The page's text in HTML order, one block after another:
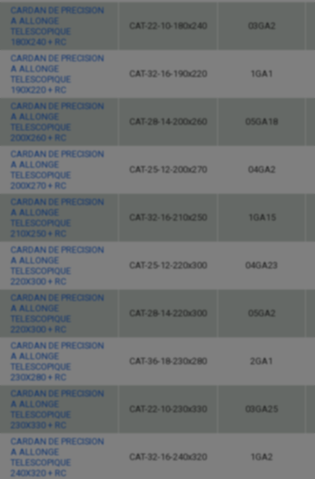
CARDAN DE PRECISION
A ALLONGE
TELESCOPIQUE
180X240 + RC
CAT-22-10-180x240 03GA2
CARDAN DE PRECISION
A ALLONGE
TELESCOPIQUE
190X220 + RC
CAT-32-16-190x220 1GA1
CARDAN DE PRECISION
A ALLONGE
TELESCOPIQUE
200X260 + RC
CAT-28-14-200x260 05GA18
CARDAN DE PRECISION
A ALLONGE
TELESCOPIQUE
200X270 + RC
CAT-25-12-200x270 04GA2
CARDAN DE PRECISION
A ALLONGE
TELESCOPIQUE
210X250 + RC
CAT-32-16-210x250 1GA15
CARDAN DE PRECISION
A ALLONGE
TELESCOPIQUE
220X300 + RC
CAT-25-12-220x300 04GA23
CARDAN DE PRECISION
A ALLONGE
TELESCOPIQUE
220X300 + RC
CAT-28-14-220x300 05GA2
CARDAN DE PRECISION
A ALLONGE
TELESCOPIQUE
230X280 + RC
CAT-36-18-230x280 2GA1
CARDAN DE PRECISION
A ALLONGE
TELESCOPIQUE
230X330 + RC
CAT-22-10-230x330 03GA25
CARDAN DE PRECISION
A ALLONGE
TELESCOPIQUE
240X320 + RC
CAT-32-16-240x320 1GA2